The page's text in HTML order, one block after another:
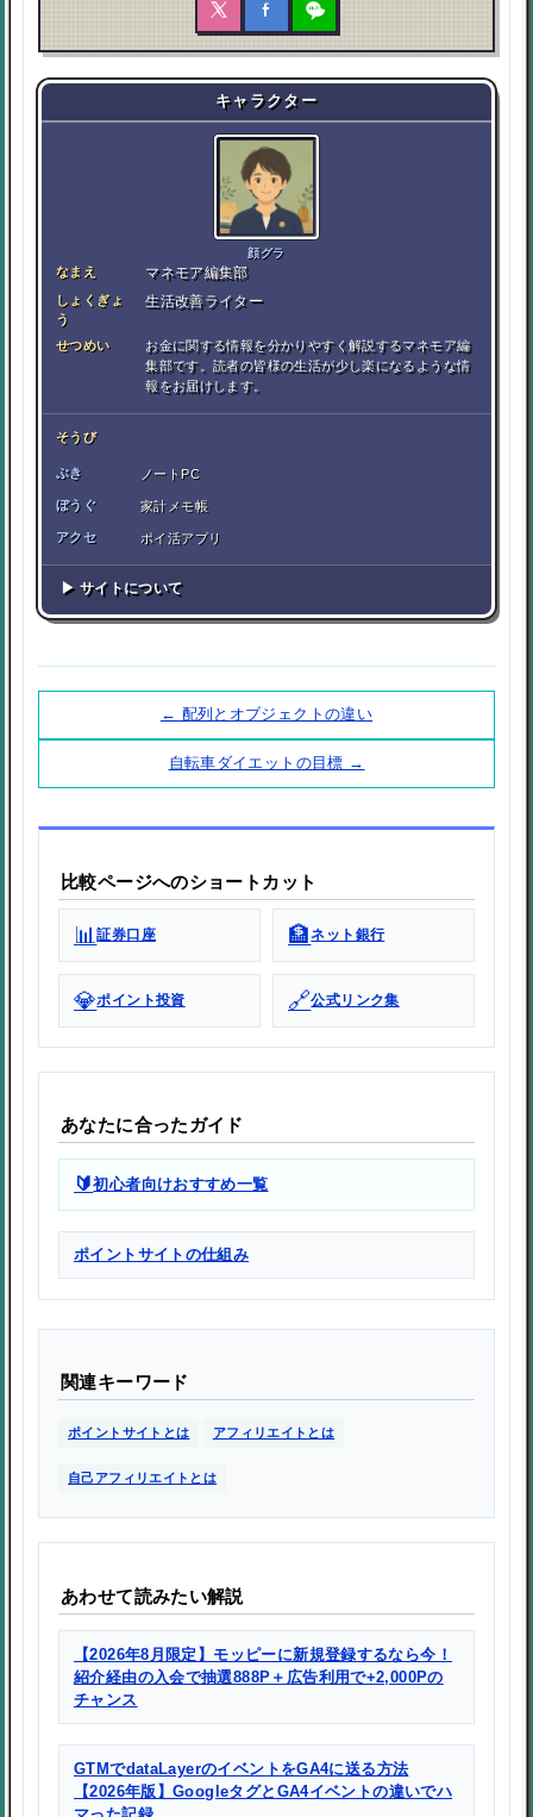
キャラクター
顔グラ
なまえ マネモア編集部
しょくぎょ
う
生活改善ライター
せつめい
お金に関する情報を分かりやすく解説するマネモア編
集部です。読者の皆様の生活が少し楽になるような情
報をお届けします。
そうび
ぶき ノートPC
ぼうぐ 家計メモ帳
アクセ ポイ活アプリ
▶ サイトについて
← 配列とオブジェクトの違い
自転車ダイエットの目標 →
比較ページへのショートカット
📊証券口座 🏦ネット銀行
💎ポイント投資 🔗公式リンク集
あなたに合ったガイド
🔰初心者向けおすすめ一覧
ポイントサイトの仕組み
関連キーワード
ポイントサイトとは アフィリエイトとは
自己アフィリエイトとは
あわせて読みたい解説
【2026年8月限定】モッピーに新規登録するなら今！
紹介経由の入会で抽選888P＋広告利用で+2,000Pの
チャンス
GTMでdataLayerのイベントをGA4に送る方法
【2026年版】GoogleタグとGA4イベントの違いでハ